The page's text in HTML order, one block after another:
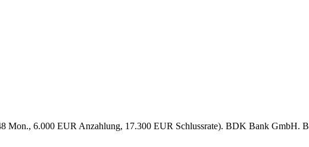
Mon., 6.000 EUR Anzahlung, 17.300 EUR Schlussrate). BDK Bank GmbH.